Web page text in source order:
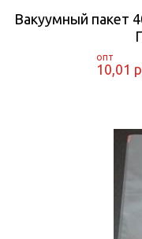
Вакуумный пакет
10,01